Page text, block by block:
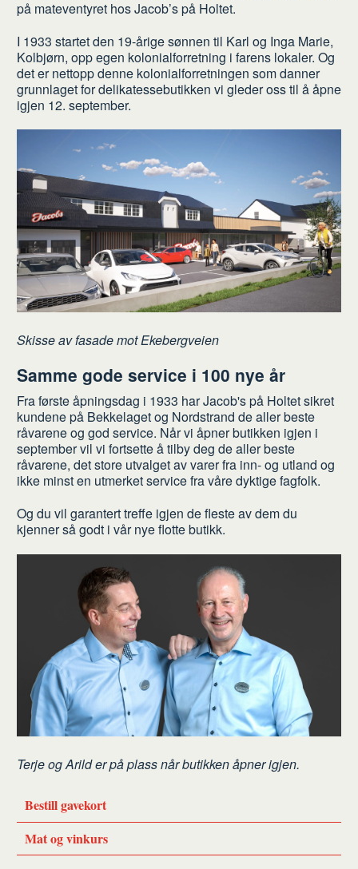
på mateventyret hos Jacob’s på Holtet.
I 1933 startet den 19-årige sønnen til Karl og Inga Marie,
Kolbjørn, opp egen kolonialforretning i farens lokaler. Og
det er nettopp denne kolonialforretningen som danner
grunnlaget for delikatessebutikken vi gleder oss til å åpne
igjen 12. september.
Skisse av fasade mot Ekebergveien
Samme gode service i 100 nye år
Fra første åpningsdag i 1933 har Jacob's på Holtet sikret
kundene på Bekkelaget og Nordstrand de aller beste
råvarene og god service. Når vi åpner butikken igjen i
september vil vi fortsette å tilby deg de aller beste
råvarene, det store utvalget av varer fra inn- og utland og
ikke minst en utmerket service fra våre dyktige fagfolk.
Og du vil garantert treffe igjen de fleste av dem du
kjenner så godt i vår nye flotte butikk.
Terje og Arild er på plass når butikken åpner igjen.
Bestill gavekort
Mat og vinkurs